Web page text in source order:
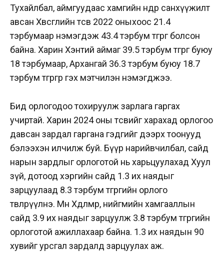
Тухайлбал, аймгуудаас хамгийн өндөр санхүүжилт
авсан Хөвсгөлийн төсөв 2022 оныхоос 21.4
тэрбумаар нэмэгдэж 43.4 тэрбум төгрөг болсон
байна. Харин Хэнтий аймаг 39.5 тэрбум төгрөг буюу
18 тэрбумаар, Архангай 36.3 тэрбум буюу 18.7
тэрбум төгрөгөөр гэх мэтчилэн нэмэгджээ.
Бид орлогодоо тохируулж зарлага гаргах
учиртай. Харин 2024 оны төсвийг харахад орлогоо
давсан зардал гаргана гэдгийг дээрх тоонууд
бэлээхэн илчилж буй. Бүүр нарийвчилбал, сайд
нарын зардлыг орлоготой нь харьцуулахад Хуул
зүй, дотоод хэргийн сайд 1.3 их наядыг
зарцуулаад 8.3 тэрбум төгрөгийн орлого
төвлөрүүлнэ. Мөн Хөдөлмөр, нийгмийн хамгааллын
сайд 3.9 их наядыг зарцуулж 3.8 тэрбум төгрөгийн
орлоготой ажиллахаар байна. 1.3 их наядын 90
хувийг урсгал зардалд зарцуулах аж.